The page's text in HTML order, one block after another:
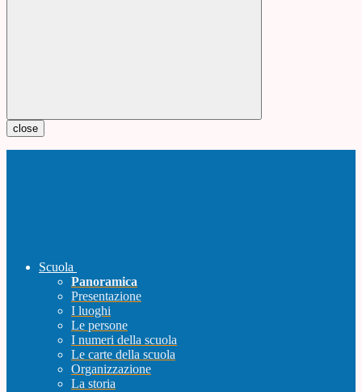
close
Scuola
Panoramica
Presentazione
I luoghi
Le persone
I numeri della scuola
Le carte della scuola
Organizzazione
La storia